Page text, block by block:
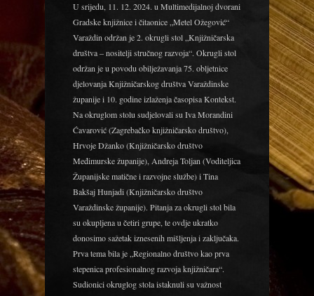
U srijedu, 11. 12. 2024. u Multimedijalnoj dvorani
Gradske knjižnice i čitaonice „Metel Ožegović“
Varaždin održan je 2. okrugli stol „Knjižničarska
društva – nositelji stručnog razvoja“. Okrugli stol
održan je u povodu obilježavanja 75. obljetnice
djelovanja Knjižničarskog društva Varaždinske
županije i 10. godine izlaženja časopisa Kontekst.
Na okruglom stolu sudjelovali su Iva Morandini
Ćavarović (Zagrebačko knjižničarsko društvo),
Hrvoje Džanko (Knjižničarsko društvo
Međimurske županije), Andreja Toljan (Voditeljica
Županijske matične i razvojne službe) i Tina
Bakšaj Hunjadi (Knjižničarsko društvo
Varaždinske županije). Pitanja za okrugli stol bila
su okupljena u četiri grupe, te ovdje ukratko
donosimo sažetak iznesenih mišljenja i zaključaka.
Prva tema bila je „Regionalno društvo kao prva
stepenica profesionalnog razvoja knjižničara“.
Sudionici okruglog stola istaknuli su važnost